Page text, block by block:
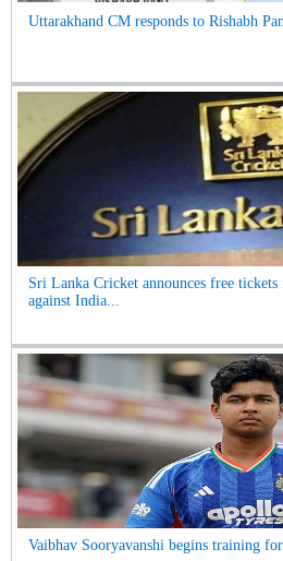
Uttarakhand CM responds to Rishabh
Sri Lanka Cricket announces free tickets
against India...
Vaibhav Sooryavanshi begins training